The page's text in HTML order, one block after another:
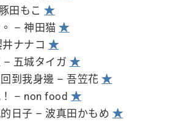
田もこ★
– 神田猫★
ナナコ ★
– 五城タイガ ★
到我身邊 – 吾笠花★
– non food ★
日子 – 波真田かもめ ★